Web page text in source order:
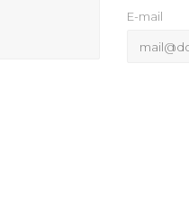
E-mail